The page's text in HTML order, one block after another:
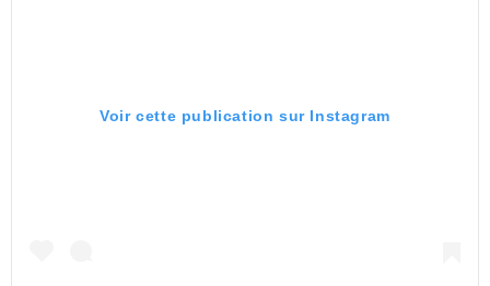
Voir cette publication sur Instagram